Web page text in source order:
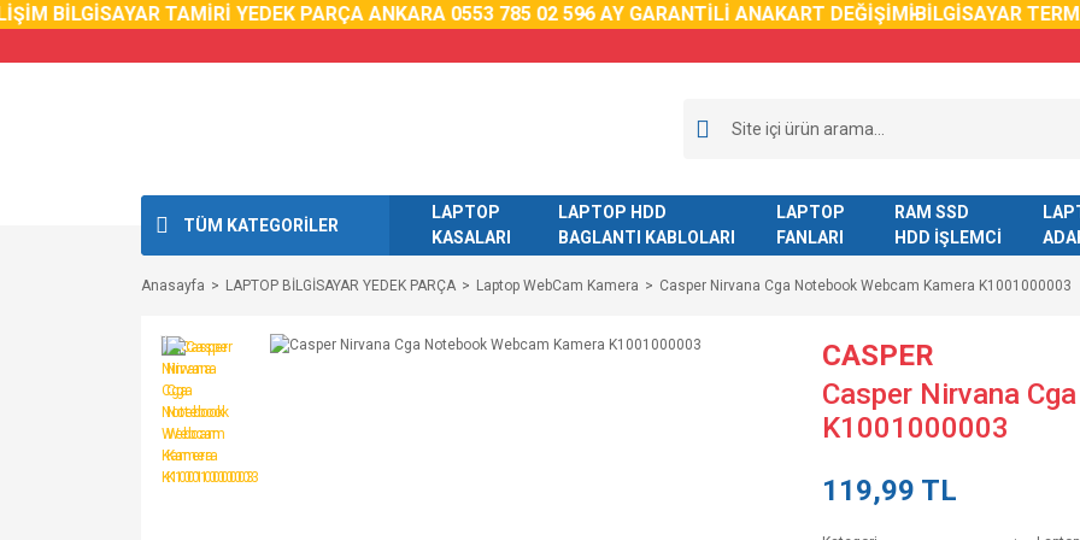
BİLGİSAYAR TAMİRİ YEDEK PARÇA ANKARA 0553 785 02 596 AY GARANTİLİ ANAKART DEĞİŞİMİBİLGİSAYAR TERMAL
TÜM KATEGORİLER
LAPTOP
KASALARI
LAPTOP HDD
BAGLANTI KABLOLARI
LAPTOP
FANLARI
RAM SSD
HDD İŞLEMCİ
Anasayfa LAPTOP BİLGİSAYAR YEDEK PARÇA Laptop WebCam Kamera Casper Nirvana Cga Notebook Webcam Kamera K1001000003
CASPER
Casper Nirvana
K1001000003
119,99 TL